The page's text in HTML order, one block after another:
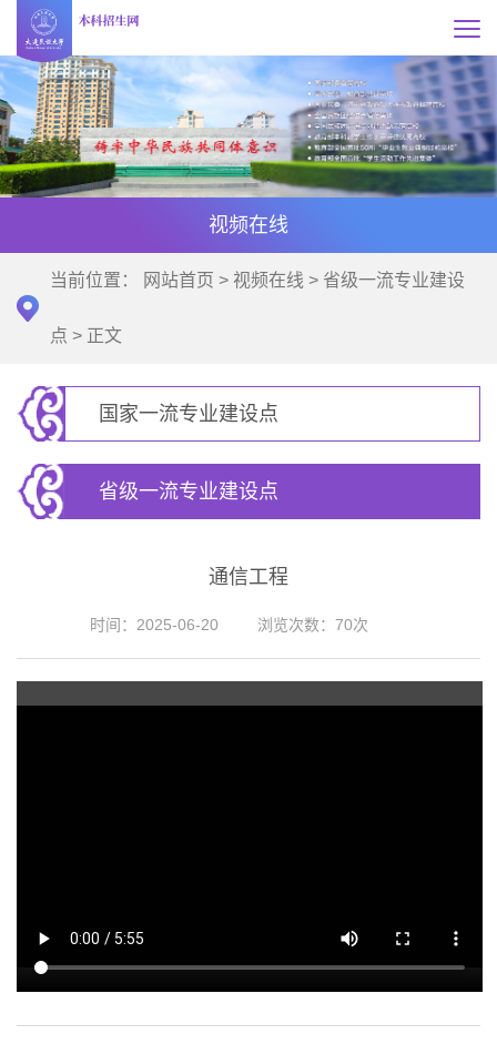
视频在线
当前位置： 网站首页 > 视频在线 > 省级一流专业建设
点 > 正文
国家一流专业建设点
省级一流专业建设点
通信工程
时间：2025-06-20 浏览次数： 70次